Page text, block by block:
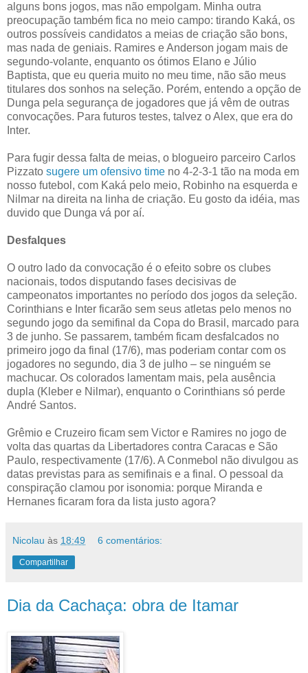
alguns bons jogos, mas não empolgam. Minha outra
preocupação também fica no meio campo: tirando Kaká, os
outros possíveis candidatos a meias de criação são bons,
mas nada de geniais. Ramires e Anderson jogam mais de
segundo-volante, enquanto os ótimos Elano e Júlio
Baptista, que eu queria muito no meu time, não são meus
titulares dos sonhos na seleção. Porém, entendo a opção de
Dunga pela segurança de jogadores que já vêm de outras
convocações. Para futuros testes, talvez o Alex, que era do
Inter.
Para fugir dessa falta de meias, o blogueiro parceiro Carlos
Pizzato sugere um ofensivo time no 4-2-3-1 tão na moda em
nosso futebol, com Kaká pelo meio, Robinho na esquerda e
Nilmar na direita na linha de criação. Eu gosto da idéia, mas
duvido que Dunga vá por aí.
Desfalques
O outro lado da convocação é o efeito sobre os clubes
nacionais, todos disputando fases decisivas de
campeonatos importantes no período dos jogos da seleção.
Corinthians e Inter ficarão sem seus atletas pelo menos no
segundo jogo da semifinal da Copa do Brasil, marcado para
3 de junho. Se passarem, também ficam desfalcados no
primeiro jogo da final (17/6), mas poderiam contar com os
jogadores no segundo, dia 3 de julho – se ninguém se
machucar. Os colorados lamentam mais, pela ausência
dupla (Kleber e Nilmar), enquanto o Corinthians só perde
André Santos.
Grêmio e Cruzeiro ficam sem Victor e Ramires no jogo de
volta das quartas da Libertadores contra Caracas e São
Paulo, respectivamente (17/6). A Conmebol não divulgou as
datas previstas para as semifinais e a final. O pessoal da
conspiração clamou por isonomia: porque Miranda e
Hernanes ficaram fora da lista justo agora?
Nicolau às 18:49 6 comentários:
Compartilhar
Dia da Cachaça: obra de Itamar